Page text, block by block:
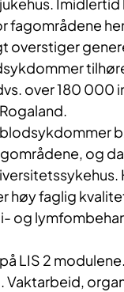
fagområdene
overstiger
over 180 000
blodsykdommer
og
høy faglig
og
LIS 2
Vaktarbeid,